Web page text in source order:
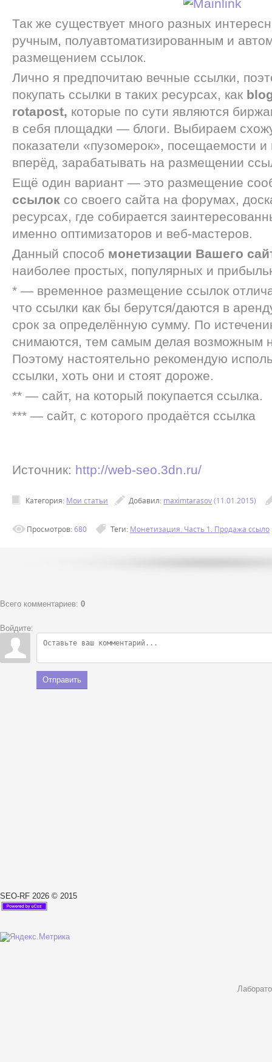
Так же существует много разных
ручным, полуавтоматизированным и
размещением ссылок.
Лично я предпочитаю вечные ссылки,
покупать ссылки в таких ресурсах, как
rotapost, которые по сути являются
в себя площадки — блоги. Выбираем
показатели «пузомерок», посещаемости
вперёд, зарабатывать на размещении
Ещё один вариант — это размещение
ссылок со своего сайта на форумах,
ресурсах, где собирается
именно оптимизаторов и веб-мастеров.
Данный способ монетизации Вашего
наиболее простых, популярных и
* — временное размещение ссылок
что ссылки как бы берутся/даются в
срок за определённую сумму. По
снимаются, тем самым делая возможным
Поэтому настоятельно рекомендую
ссылки, хоть они и стоят дороже.
** — сайт, на который покупается ссылка.
*** — сайт, с которого продаётся ссылка
Источник: http://web-seo.3dn.ru/
Категория: Мои статьи Добавил: maximtarasov(11.01.2015)
Просмотров: 680 Теги: Монетизация. Часть 1. Продажа ссыло
Всего комментариев: 0
Войдите:
Отправить
SEO-RF 2026 © 2015